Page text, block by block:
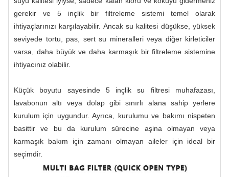
gerekir ve 5 inçlik bir filtreleme sistemi temel olarak
ihtiyaçlarınızı karşılayabilir. Ancak su kalitesi düşükse, yüksek
seviyede tortu, pas, sert su mineralleri veya diğer kirleticiler
varsa, daha büyük ve daha karmaşık bir filtreleme sistemine
ihtiyacınız olabilir.
Küçük boyutu sayesinde 5 inçlik su filtresi muhafazası,
lavabonun altı veya dolap gibi sınırlı alana sahip yerlere
kurulum için uygundur. Ayrıca, kurulumu ve bakımı nispeten
basittir ve bu da kurulum sürecine aşina olmayan veya
karmaşık bakım için zamanı olmayan aileler için ideal bir
seçimdir.